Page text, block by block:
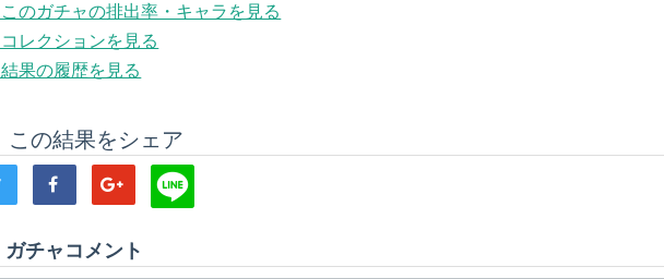
このガチャの排出率・キャラを見る
コレクションを見る
結果の履歴を見る
この結果をシェア
ガチャコメント